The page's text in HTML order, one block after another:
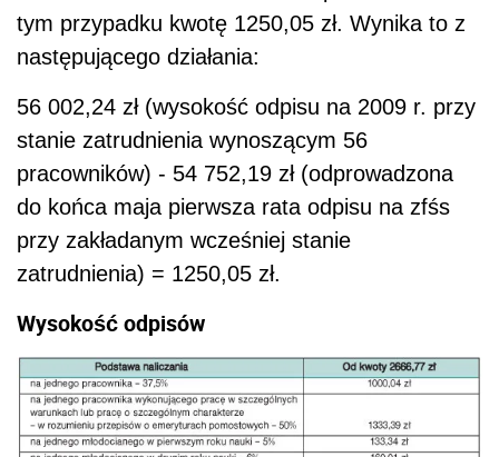
tym przypadku kwotę 1250,05 zł. Wynika to z
następującego działania:
56 002,24 zł (wysokość odpisu na 2009 r. przy
stanie zatrudnienia wynoszącym 56
pracowników) - 54 752,19 zł (odprowadzona
do końca maja pierwsza rata odpisu na zfśs
przy zakładanym wcześniej stanie
zatrudnienia) = 1250,05 zł.
Wysokość odpisów